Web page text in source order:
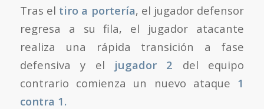
Tras el tiro a portería, el jugador defensor
regresa a su fila, el jugador atacante
realiza una rápida transición a fase
defensiva y el jugador 2 del equipo
contrario comienza un nuevo ataque 1
contra 1.